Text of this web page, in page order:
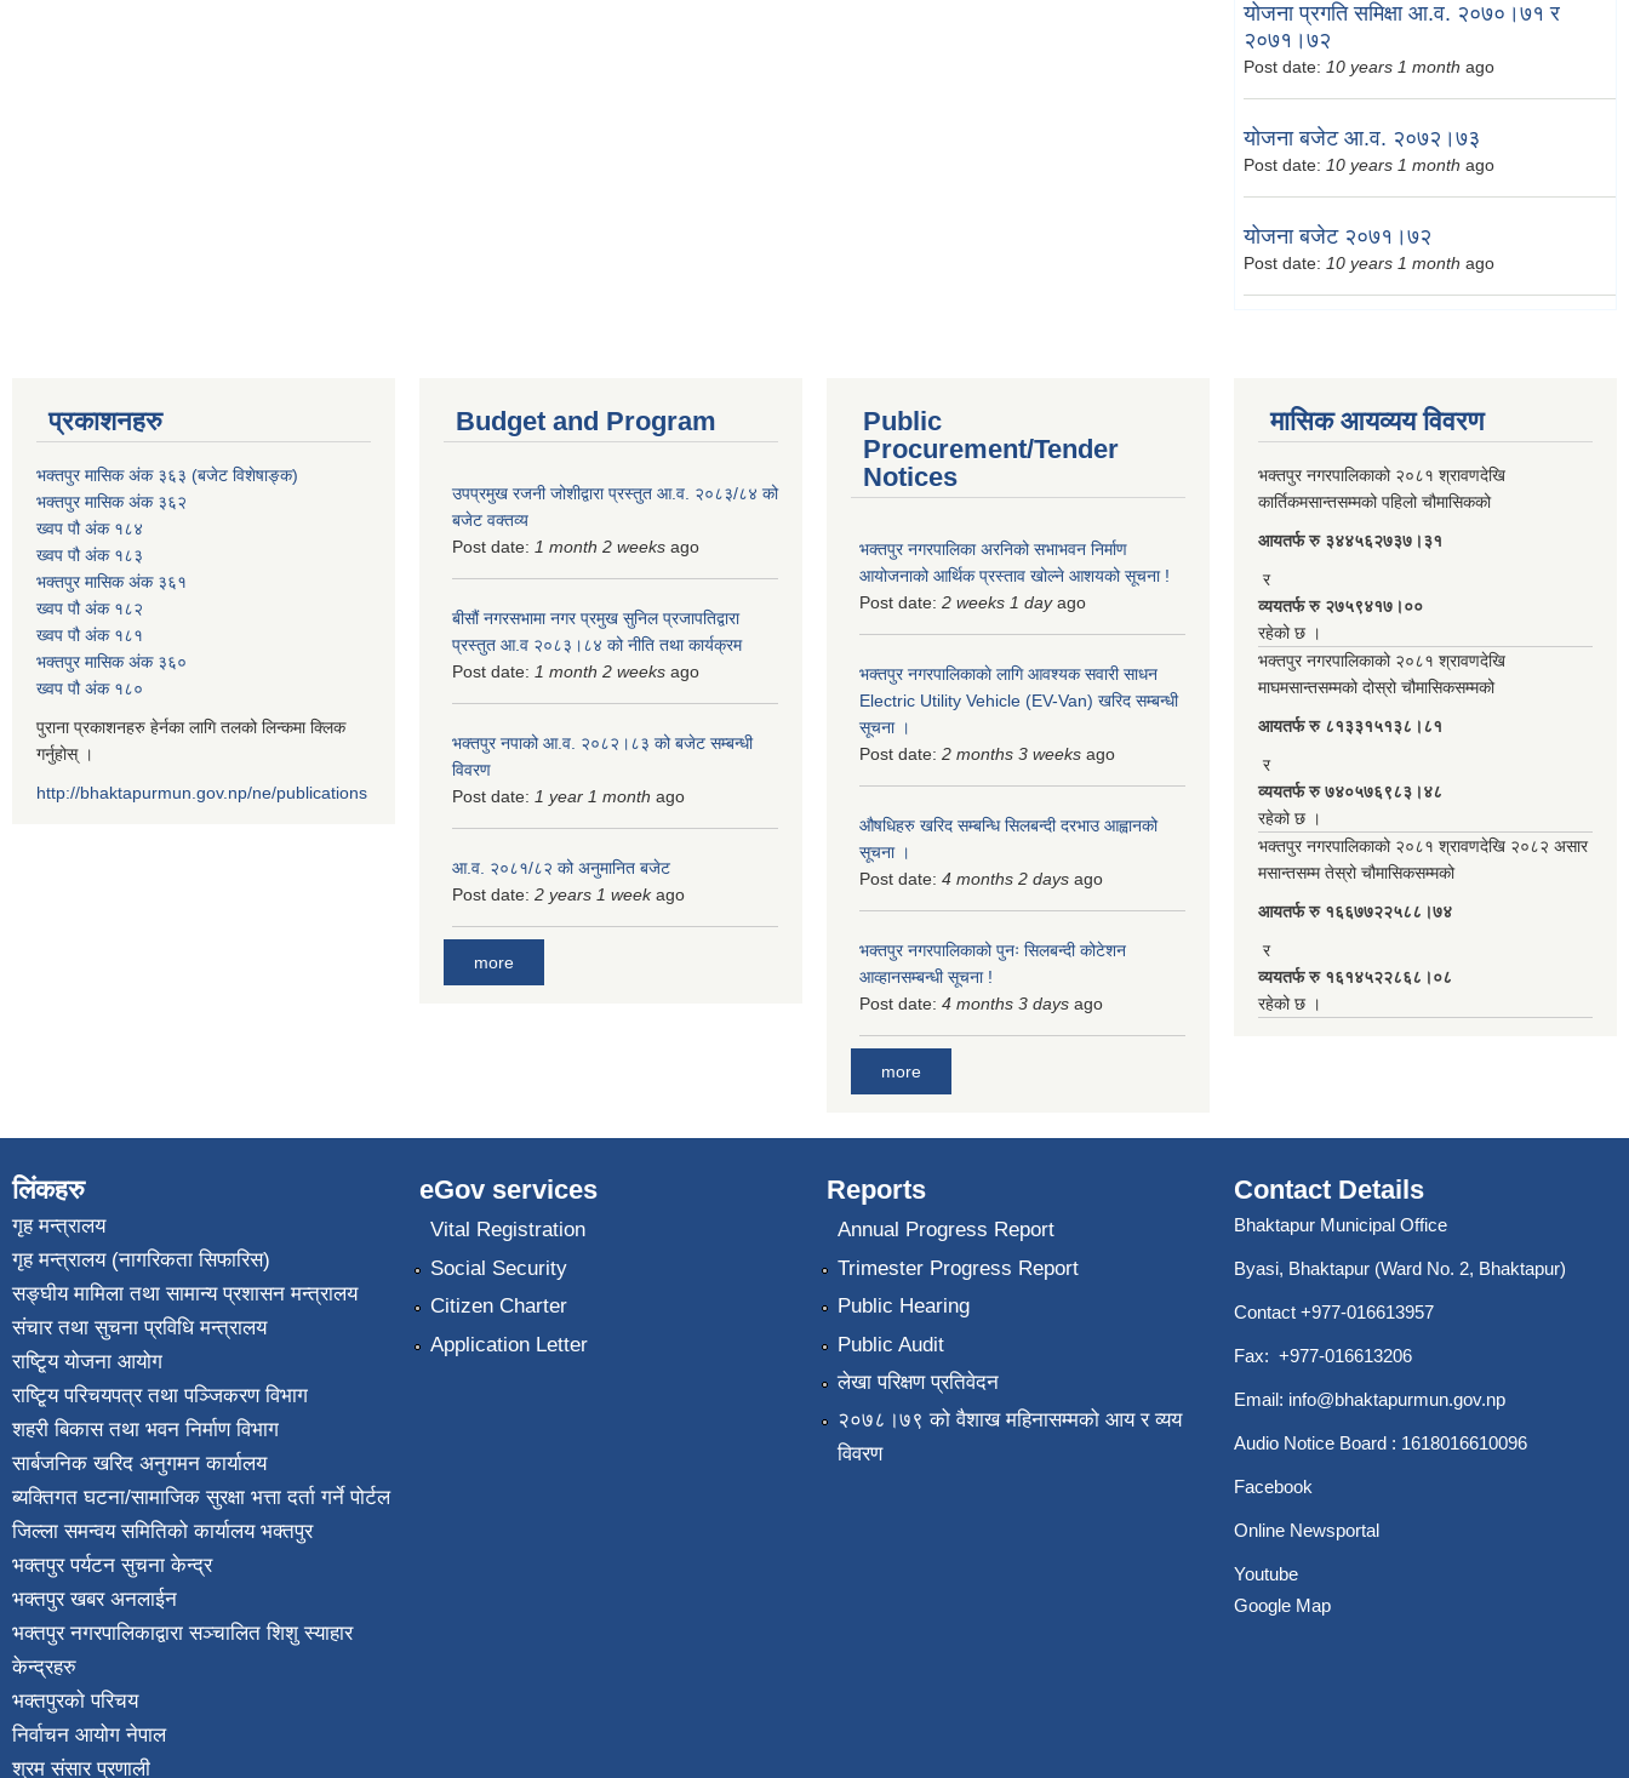
योजना प्रगति समिक्षा आ.व. २०७०।७१ र
२०७१।७२
Post date: 10 years 1 month ago
योजना बजेट आ.व. २०७२।७३
Post date: 10 years 1 month ago
योजना बजेट २०७१।७२
Post date: 10 years 1 month ago
प्रकाशनहरु
भक्तपुर मासिक अंक ३६३ (बजेट विशेषाङ्क)
भक्तपुर मासिक अंक ३६२
ख्वप पौ अंक १८४
ख्वप पौ अंक १८३
भक्तपुर मासिक अंक ३६१
ख्वप पौ अंक १८२
ख्वप पौ अंक १८१
भक्तपुर मासिक अंक ३६०
ख्वप पौ अंक १८०
पुराना प्रकाशनहरु हेर्नका लागि तलको लिन्कमा क्लिक
गर्नुहोस् ।
http://bhaktapurmun.gov.np/ne/publications
Budget and Program
उपप्रमुख रजनी जोशीद्वारा प्रस्तुत आ.व. २०८३/८४ को
बजेट वक्तव्य
Post date: 1 month 2 weeks ago
बीसौं नगरसभामा नगर प्रमुख सुनिल प्रजापतिद्वारा
प्रस्तुत आ.व‍ २०८३।८४ को नीति तथा कार्यक्रम
Post date: 1 month 2 weeks ago
भक्तपुर नपाको आ.व. २०८२।८३ को बजेट सम्बन्धी
विवरण
Post date: 1 year 1 month ago
आ.व. २०८१/८२ को अनुमानित बजेट
Post date: 2 years 1 weekago
more
Public
Procurement/Tender
Notices
भक्तपुर नगरपालिका अरनिको सभाभवन निर्माण
आयोजनाको आर्थिक प्रस्ताव खोल्ने आशयको सूचना !
Post date: 2 weeks 1 dayago
भक्तपुर नगरपालिकाकाे लागि आवश्यक सवारी साधन
Electric Utility Vehicle (EV-Van) खरिद सम्बन्धी
सूचना ।
Post date: 2 months 3 weeks ago
औषधिहरु खरिद सम्बन्धि सिलबन्दी दरभाउ आह्वानको
सूचना ।
Post date: 4 months 2 days ago
भक्तपुर नगरपालिकाको पुनः सिलबन्दी कोटेशन
आव्हानसम्बन्धी सूचना !
Post date: 4 months 3 days ago
more
मासिक आयव्यय विवरण
भक्तपुर नगरपालिकाको २०८१ श्रावणदेखि
कार्तिकमसान्तसम्मको पहिलो चौमासिकको
आयतर्फ रु‌ ३४४५६२७३७।३१
र
व्ययतर्फ रु २७५९४१७।००
रहेको छ ।
भक्तपुर नगरपालिकाको २०८१ श्रावणदेखि
माघमसान्तसम्मको दोस्रो चौमासिकसम्मको
आयतर्फ रु‌ ८१३३१५१३८।८१
र
व्ययतर्फ रु ७४०५७६९८३।४८
रहेको छ ।
भक्तपुर नगरपालिकाको २०८१ श्रावणदेखि २०८२ असार
मसान्तसम्म तेस्रो चौमासिकसम्मको
आयतर्फ रु‌ १६६७७२२५८८।७४
र
व्ययतर्फ रु १६१४५२२८६८।०८
रहेको छ ।
लिंकहरु
गृह मन्त्रालय
गृह मन्त्रालय (नागरिकता सिफारिस)
सङ्घीय मामिला तथा सामान्य प्रशासन मन्त्रालय
संचार तथा सुचना प्रविधि मन्त्रालय
राष्टि्ृय योजना आयोग
राष्टि्ृय परिचयपत्र तथा पञ्जिकरण विभाग
शहरी बिकास तथा भवन निर्माण विभाग
सार्बजनिक खरिद अनुगमन कार्यालय
ब्यक्तिगत घटना/सामाजिक सुरक्षा भत्ता दर्ता गर्ने पोर्टल
जिल्ला समन्वय समितिको कार्यालय भक्तपुर
भक्तपुर पर्यटन सुचना केन्द्र
भक्तपुर खबर अनलाईन
भक्तपुर नगरपालिकाद्वारा सञ्चालित शिशु स्याहार
केन्द्रहरु
भक्तपुरकाे परिचय
निर्वाचन आयोग नेपाल
श्रम संसार प्रणाली
eGov services
Vital Registration
Social Security
Citizen Charter
Application Letter
Reports
Annual Progress Report
Trimester Progress Report
Public Hearing
Public Audit
लेखा परिक्षण प्रतिवेदन
२०७८।७९ को वैशाख महिनासम्मको आय र व्यय
विवरण
Contact Details
Bhaktapur Municipal Office
Byasi, Bhaktapur (Ward No. 2, Bhaktapur)
Contact +977-016613957
Fax: +977-016613206
Email: info@bhaktapurmun.gov.np
Audio Notice Board : 1618016610096
Facebook
Online Newsportal
Youtube
Google Map